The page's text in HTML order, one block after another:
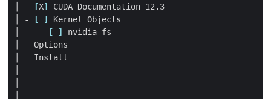
[X]
│ -
[
]
[ ]